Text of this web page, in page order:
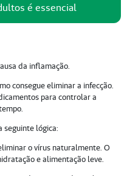
é essencial
da inflamação.
consegue eliminar a infecção.
para controlar a
seguinte lógica:
o vírus naturalmente. O
e alimentação leve.